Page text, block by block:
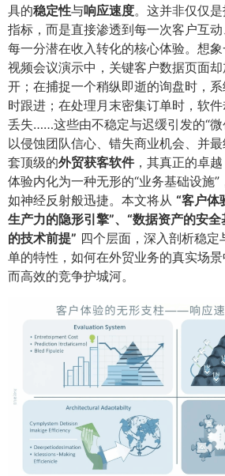
具的稳定性与响应速度。这并非仅仅
指标，而是直接渗透到每一次客户互动
每一分潜在收入转化的核心体验。想
视频会议演示中，关键客户数据页面
开；在捕捉一个稍纵即逝的询盘时，
时跟进；在处理月末密集订单时，软
丢失……这些由不稳定与迟缓引发的“微
以侵蚀团队信心、错失商业机会、并
套顶级的外贸获客软件，其真正的卓越
体验内化为一种无形的“业务基础设施”
如神经反射般迅捷。本文将从 ​“客户体
生产力的隐形引擎”、“数据资产的安
的技术前提”​ 四个层面，深入剖析稳
单的特性，如何在外贸业务的真实场
而高效的竞争护城河。